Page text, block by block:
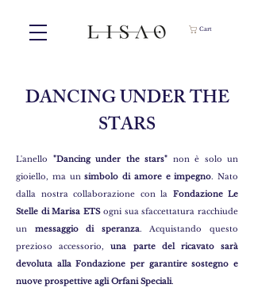
Cart
DANCING UNDER THE
STARS
L'anello "Dancing under the stars" non è solo un
gioiello, ma unsimbolo di amore e impegno. Nato
dalla nostra collaborazione con la Fondazione Le
Stelle di Marisa ETSogni sua sfaccettatura racchiude
un messaggio di speranza. Acquistando questo
prezioso accessorio,una parte del ricavato sarà
devoluta alla Fondazione per garantire sostegno e
nuove prospettive agli Orfani Speciali.